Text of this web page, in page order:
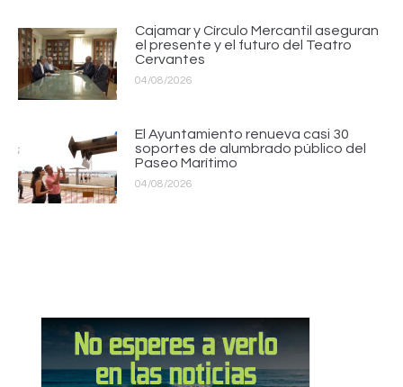
Cajamar y Círculo Mercantil aseguran
el presente y el futuro del Teatro
Cervantes
04/08/2026
El Ayuntamiento renueva casi 30
soportes de alumbrado público del
Paseo Marítimo
04/08/2026